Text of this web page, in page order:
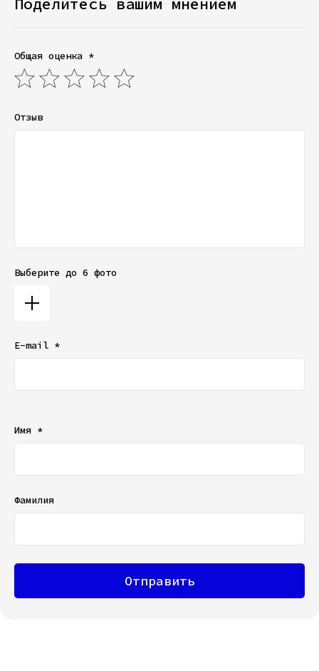
Общая оценка *
Отзыв
Выберите до 6 фото
E-mail *
Имя *
Фамилия
Отправить